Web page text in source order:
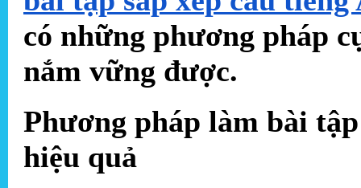
có những phương pháp
nắm vững được.
Phương pháp làm bài
hiệu quả